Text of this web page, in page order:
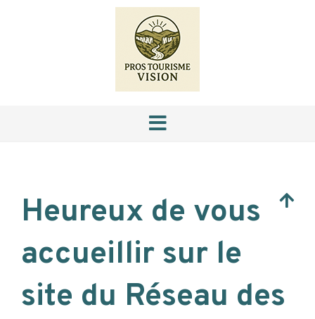
Heureux de vous
accueillir sur le
site du Réseau des